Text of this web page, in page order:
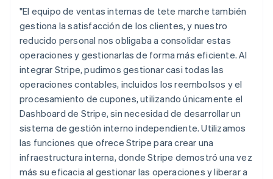
"El equipo de ventas internas de tete marche también
gestiona la satisfacción de los clientes, y nuestro
reducido personal nos obligaba a consolidar estas
operaciones y gestionarlas de forma más eficiente. Al
integrar Stripe, pudimos gestionar casi todas las
operaciones contables, incluidos los reembolsos y el
procesamiento de cupones, utilizando únicamente el
Dashboard de Stripe, sin necesidad de desarrollar un
sistema de gestión interno independiente. Utilizamos
las funciones que ofrece Stripe para crear una
infraestructura interna, donde Stripe demostró una vez
más su eficacia al gestionar las operaciones y liberar a